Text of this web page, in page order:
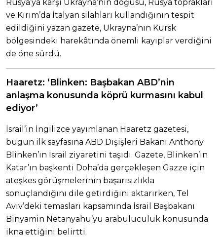
Rusya’ya karşı Ukrayna’nın doğusu, Rusya toprakları
ve Kırım’da İtalyan silahları kullandığının tespit
edildiğini yazan gazete, Ukrayna’nın Kursk
bölgesindeki harekâtında önemli kayıplar verdiğini
de öne sürdü.
Haaretz: ‘Blinken: Başbakan ABD’nin
anlaşma konusunda köprü kurmasını kabul
ediyor’
İsrail’in İngilizce yayımlanan Haaretz gazetesi,
bugün ilk sayfasına ABD Dışişleri Bakanı Anthony
Blinken’ın İsrail ziyaretini taşıdı. Gazete, Blinken’ın
Katar’ın başkenti Doha’da gerçekleşen Gazze için
ateşkes görüşmelerinin başarısızlıkla
sonuçlandığını dile getirdiğini aktarırken, Tel
Aviv’deki temasları kapsamında İsrail Başbakanı
Binyamin Netanyahu’yu arabuluculuk konusunda
ikna ettiğini belirtti.